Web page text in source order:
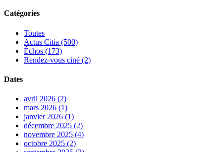
Catégories
Toutes
Actus Citia (500)
Échos (173)
Rendez-vous ciné (2)
Dates
avril 2026 (2)
mars 2026 (1)
janvier 2026 (1)
décembre 2025 (2)
novembre 2025 (4)
octobre 2025 (2)